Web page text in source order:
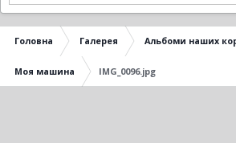
Головна Галерея Альбоми наших
Моя машина IMG_0096.jpg